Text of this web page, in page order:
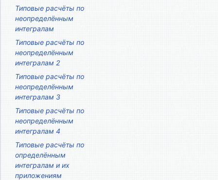
Типовые расчёты по
неопределённым
интегралам
Типовые расчёты по
неопределённым
интегралам 2
Типовые расчёты по
неопределённым
интегралам 3
Типовые расчёты по
неопределённым
интегралам 4
Типовые расчёты по
определённым
интегралам и их
приложениям